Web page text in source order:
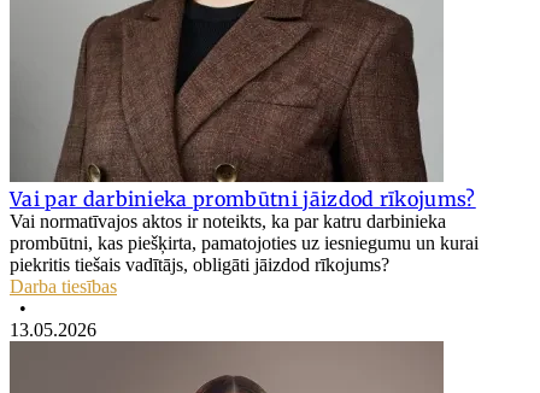
Vai par darbinieka prombūtni jāizdod rīkojums?
Vai normatīvajos aktos ir noteikts, ka par katru darbinieka
prombūtni, kas piešķirta, pamatojoties uz iesniegumu un kurai
piekritis tiešais vadītājs, obligāti jāizdod rīkojums?
Darba tiesības
•
13.05.2026